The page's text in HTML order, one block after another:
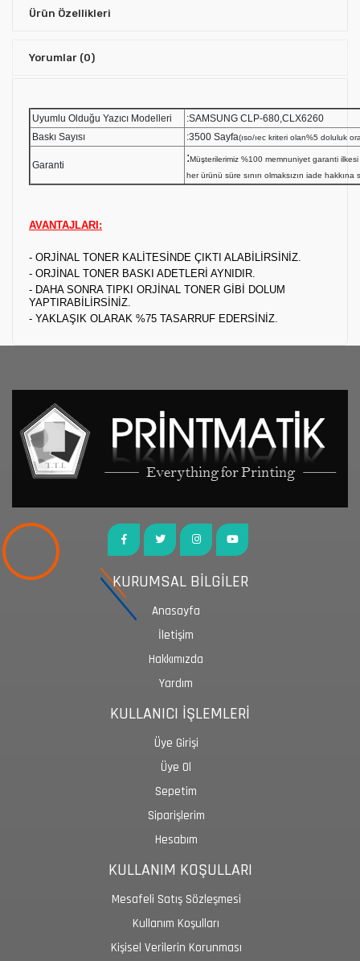
Ürün Özellikleri
Yorumlar (0)
Uyumlu Olduğu Yazıcı Modelleri
:SAMSUNG CLP-680,CLX6260
Baskı Sayısı
:3500 Sayfa(ıso/ıec kriteri olan%5 doluluk
Garanti
:Müşterilerimiz %100 memnuniyet garanti
her ürünü süre sınırı olmaksızın iade hakkına
AVANTAJLARI:
- ORJİNAL TONER KALİTESİNDE ÇIKTI ALABİLİRSİNİZ.
- ORJİNAL TONER BASKI ADETLERİ AYNIDIR.
- DAHA SONRA TIPKI ORJİNAL TONER GİBİ DOLUM
YAPTIRABİLİRSİNİZ.
- YAKLAŞIK OLARAK %75 TASARRUF EDERSİNİZ.
KURUMSAL BİLGİLER
Anasayfa
İletişim
Hakkımızda
Yardım
KULLANICI İŞLEMLERİ
Üye Girişi
Üye Ol
Sepetim
Siparişlerim
Hesabım
KULLANIM KOŞULLARI
Mesafeli Satış Sözleşmesi
Kullanım Koşulları
Kişisel Verilerin Korunması